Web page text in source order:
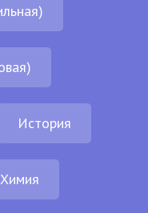
История
Химия